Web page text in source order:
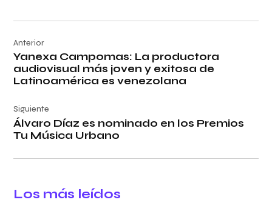
de
entradas
Anterior
Yanexa Campomas: La productora
audiovisual más joven y exitosa de
Latinoamérica es venezolana
Siguiente
Álvaro Díaz es nominado en los Premios
Tu Música Urbano
Los más leídos